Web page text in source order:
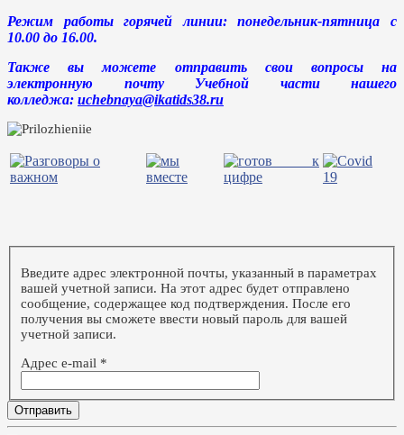
Режим работы горячей линии: понедельник-пятница с
10.00 до 16.00.
Также вы можете отправить свои вопросы на
электронную почту Учебной части нашего
колледжа: uchebnaya@ikatids38.ru
Введите адрес электронной почты, указанный в параметрах
вашей учетной записи. На этот адрес будет отправлено
сообщение, содержащее код подтверждения. После его
получения вы сможете ввести новый пароль для вашей
учетной записи.
Адрес e-mail *
Отправить